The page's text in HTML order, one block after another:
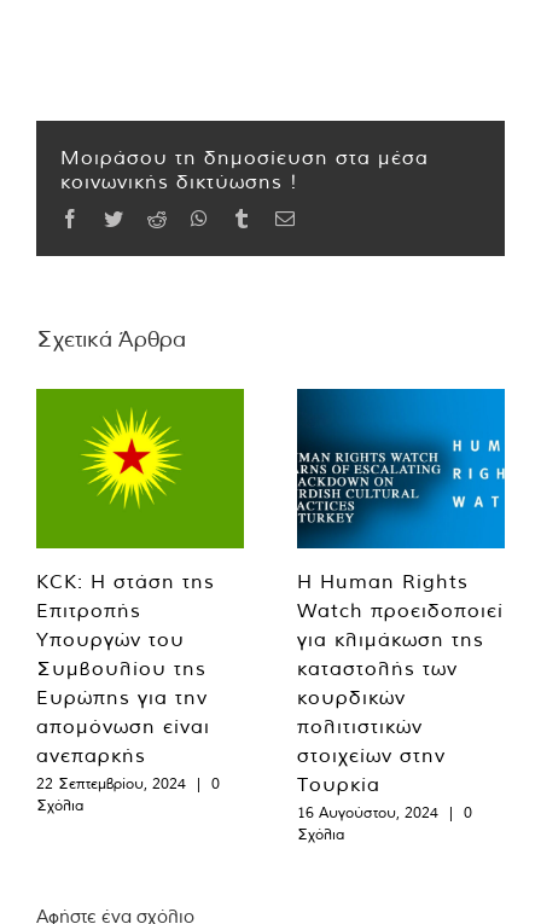
Μοιράσου τη δημοσίευση στα μέσα
κοινωνικής δικτύωσης !
Facebook
TwitterReddit WhatsApp
TumblrEmail
Σχετικά Άρθρα
KCK: Η στάση της
Επιτροπής
Υπουργών του
Συμβουλίου της
Ευρώπης για την
απομόνωση είναι
ανεπαρκής
22 Σεπτεμβρίου, 2024 |
0
Σχόλια
Η Human Rights
Watch προειδοποιεί
για κλιμάκωση της
καταστολής των
κουρδικών
πολιτιστικών
στοιχείων στην
Τουρκία
16 Αυγούστου, 2024 |
0
Σχόλια
Αφήστε ένα σχόλιο